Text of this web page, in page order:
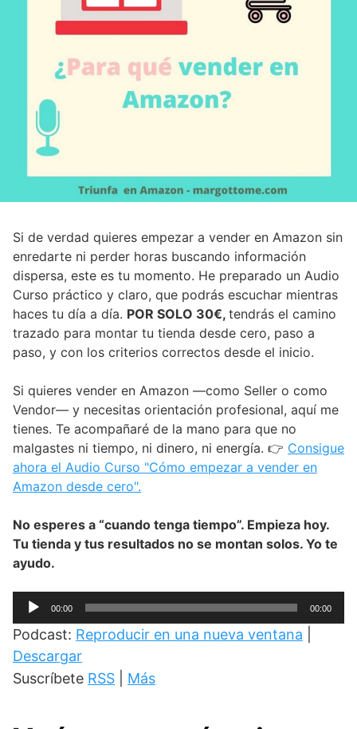
Si de verdad quieres empezar a vender en Amazon sin
enredarte ni perder horas buscando información
dispersa, este es tu momento. He preparado un Audio
Curso práctico y claro, que podrás escuchar mientras
haces tu día a día. POR SOLO 30€, tendrás el camino
trazado para montar tu tienda desde cero, paso a
paso, y con los criterios correctos desde el inicio.
Si quieres vender en Amazon —como Seller o como
Vendor— y necesitas orientación profesional, aquí me
tienes. Te acompañaré de la mano para que no
malgastes ni tiempo, ni dinero, ni energía. 👉 Consigue
ahora el Audio Curso "Cómo empezar a vender en
Amazon desde cero".
No esperes a “cuando tenga tiempo”. Empieza hoy.
Tu tienda y tus resultados no se montan solos. Yo te
ayudo.
Reproductor
de
audio
00:00 00:00
Podcast: Reproducir en una nueva ventana
Descargar
Suscríbete RSS Más